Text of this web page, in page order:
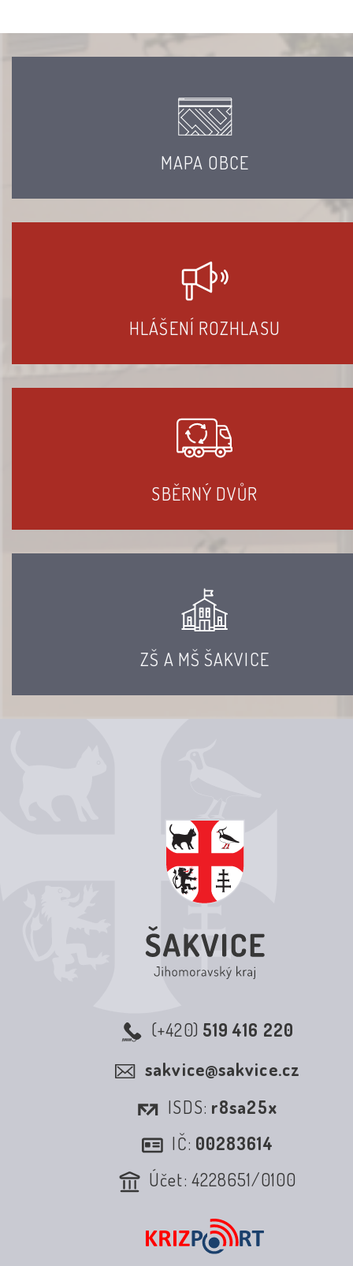
MAPA OBCE
HLÁŠENÍ ROZHLASU
SBĚRNÝ DVŮR
ZŠ A MŠ ŠAKVICE
(+420) 519 416 220
sakvice@sakvice.cz
ISDS: r8sa25x
IČ: 00283614
Účet: 4228651/0100